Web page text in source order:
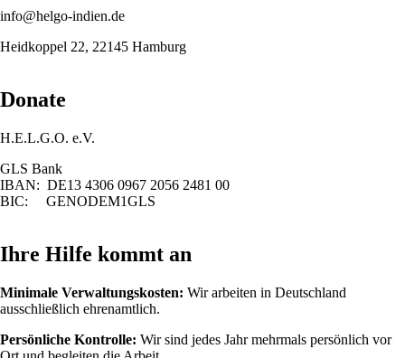
info@helgo-indien.de
Heidkoppel 22, 22145 Hamburg
Donate
H.E.L.G.O. e.V.
GLS Bank
IBAN: DE13 4306 0967 2056 2481 00
BIC: GENODEM1GLS
Ihre Hilfe kommt an
Minimale Verwaltungskosten: Wir arbeiten in Deutschland
ausschließlich ehrenamtlich.
Persönliche Kontrolle: Wir sind jedes Jahr mehrmals persönlich vor